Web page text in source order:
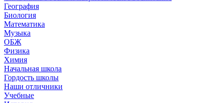
География
Биология
Математика
Музыка
ОБЖ
Физика
Химия
Начальная школа
Гордость школы
Наши отличники
Учебные